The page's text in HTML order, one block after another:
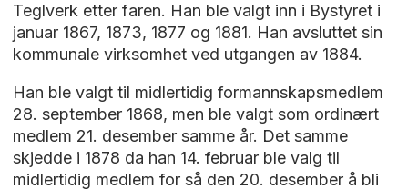
Teglverk etter faren. Han ble valgt inn i Bystyret i
januar 1867, 1873, 1877 og 1881. Han avsluttet sin
kommunale virksomhet ved utgangen av 1884.
Han ble valgt til midlertidig formannskapsmedlem
28. september 1868, men ble valgt som ordinært
medlem 21. desember samme år. Det samme
skjedde i 1878 da han 14. februar ble valg til
midlertidig medlem for så den 20. desember å bli